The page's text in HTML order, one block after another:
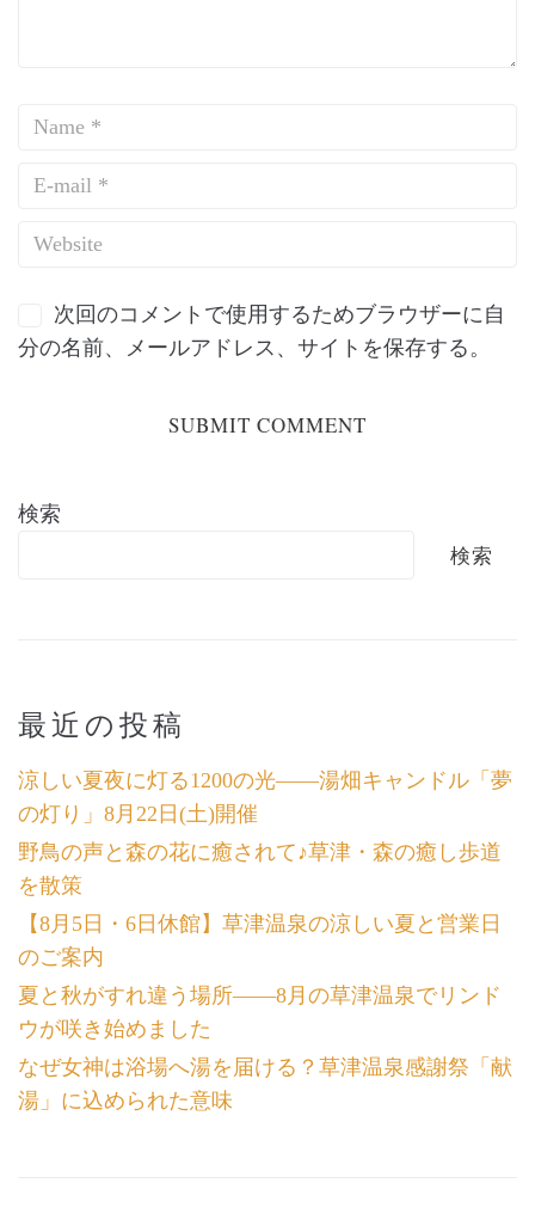
次回のコメントで使用するためブラウザーに自
分の名前、メールアドレス、サイトを保存する。
検索
検索
最近の投稿
涼しい夏夜に灯る1200の光――湯畑キャンドル「夢
の灯り」8月22日(土)開催
野鳥の声と森の花に癒されて♪草津・森の癒し歩道
を散策
【8月5日・6日休館】草津温泉の涼しい夏と営業日
のご案内
夏と秋がすれ違う場所――8月の草津温泉でリンド
ウが咲き始めました
なぜ女神は浴場へ湯を届ける？草津温泉感謝祭「献
湯」に込められた意味